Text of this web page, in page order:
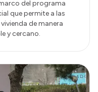
del programa
que permite a las
de manera
y cercano.